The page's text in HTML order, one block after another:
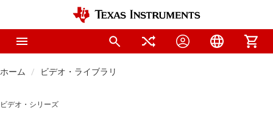
ホーム ビデオ・ライブラリ
ビデオ・シリーズ